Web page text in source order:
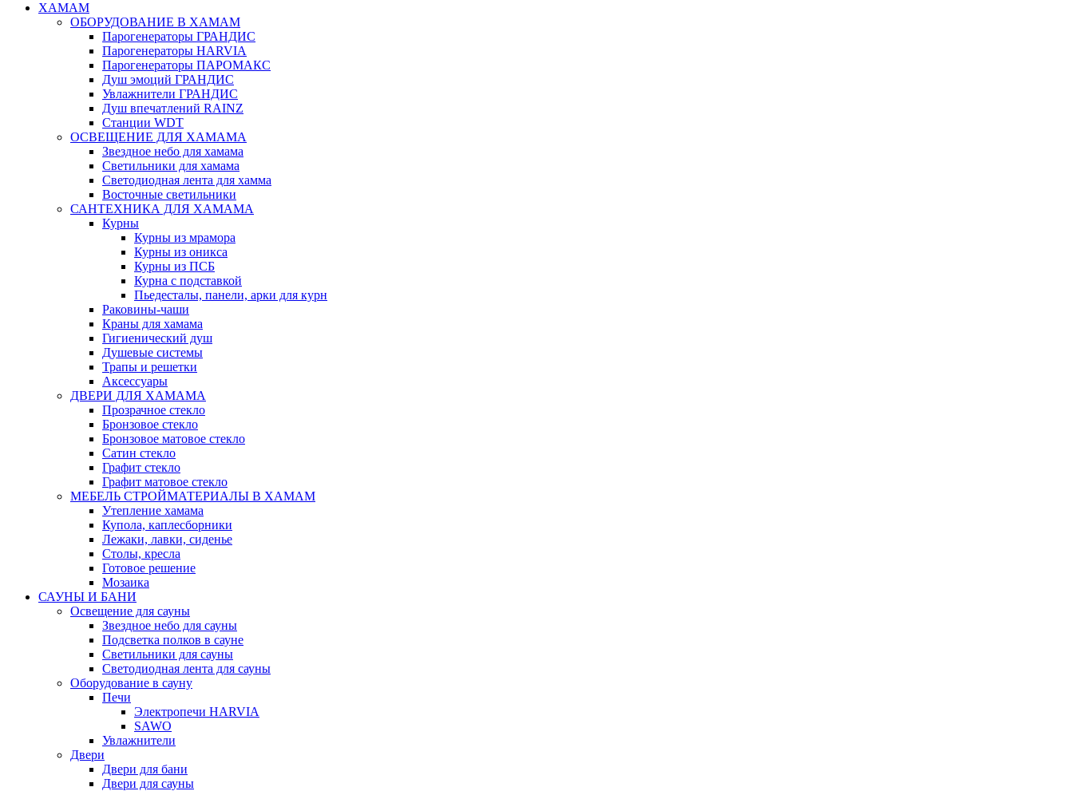
ХАМАМ
ОБОРУДОВАНИЕ В ХАМАМ
Парогенераторы ГРАНДИС
Парогенераторы HARVIA
Парогенераторы ПАРОМАКС
Душ эмоций ГРАНДИС
Увлажнители ГРАНДИС
Душ впечатлений RAINZ
Станции WDT
ОСВЕЩЕНИЕ ДЛЯ ХАМАМА
Звездное небо для хамама
Светильники для хамама
Светодиодная лента для хамма
Восточные светильники
САНТЕХНИКА ДЛЯ ХАМАМА
Курны
Курны из мрамора
Курны из оникса
Курны из ПСБ
Курна с подставкой
Пьедесталы, панели, арки для курн
Раковины-чаши
Краны для хамама
Гигиенический душ
Душевые системы
Трапы и решетки
Аксессуары
ДВЕРИ ДЛЯ ХАМАМА
Прозрачное стекло
Бронзовое стекло
Бронзовое матовое стекло
Сатин стекло
Графит стекло
Графит матовое стекло
МЕБЕЛЬ СТРОЙМАТЕРИАЛЫ В ХАМАМ
Утепление хамама
Купола, каплесборники
Лежаки, лавки, сиденье
Столы, кресла
Готовое решение
Мозаика
САУНЫ И БАНИ
Освещение для сауны
Звездное небо для сауны
Подсветка полков в сауне
Светильники для сауны
Светодиодная лента для сауны
Оборудование в сауну
Печи
Электропечи HARVIA
SAWO
Увлажнители
Двери
Двери для бани
Двери для сауны